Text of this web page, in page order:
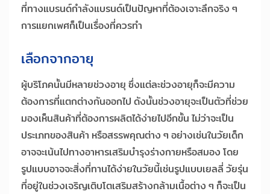
ที่ทางแบรนด์กำลังแบรนด์เป็นปัญหาที่ต้องเจาะลึกจริง ๆ
การแยกเพศก็เป็นเรื่องที่ควรทำ
เลือกจากอายุ
ผู้บริโภคนั้นมีหลายช่วงอายุ ซึ่งแต่ละช่วงอายุก็จะมีความ
ต้องการที่แตกต่างกันออกไป ดังนั้นช่วงอายุจะเป็นตัวที่ช่วย
มองเห็นสินค้าที่ต้องการผลิตได้ง่ายไปอีกขั้น ไม่ว่าจะเป็น
ประเภทของสินค้า หรือสรรพคุณต่าง ๆ อย่างเช่นในวัยเด็ก
อาจจะเน้นไปทางอาหารเสริมบำรุงร่างกายหรือสมอง โดย
รูปแบบอาจจะสิ่งที่ทานได้ง่ายในวัยนี้เช่นรูปแบบเยลลี่ วัยรุ่น
ที่อยู่ในช่วงเจริญเติบโตเสริมสร้างกล้ามเนื้อต่าง ๆ ก็จะเป็น